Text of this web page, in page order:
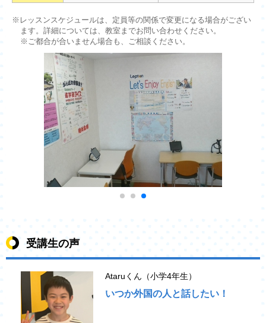
※レッスンスケジュールは、定員等の関係で変更になる場合がござい
ます。詳細については、教室までお問い合わせください。
※ご都合が合いません場合も、ご相談ください。
受講生の声
Ataruくん（小学4年生）
いつか外国の人と話したい！